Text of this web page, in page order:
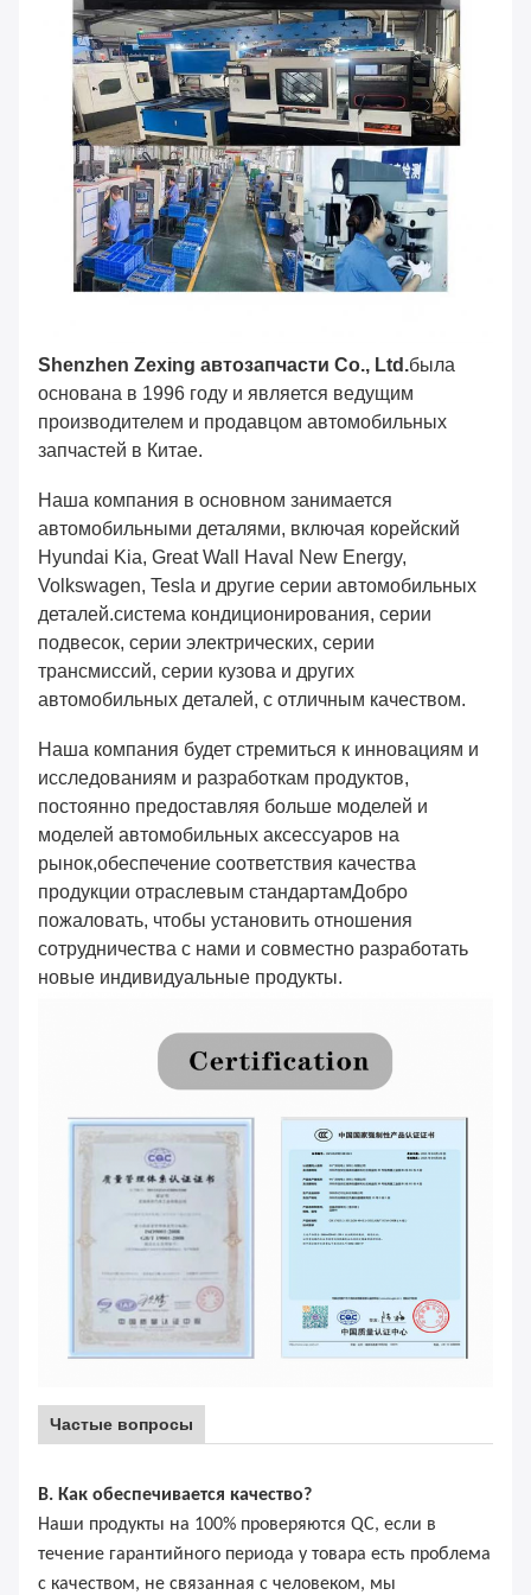
Shenzhen Zexing автозапчасти Co., Ltd.была
основана в 1996 году и является ведущим
производителем и продавцом автомобильных
запчастей в Китае.
Наша компания в основном занимается
автомобильными деталями, включая корейский
Hyundai Kia, Great Wall Haval New Energy,
Volkswagen, Tesla и другие серии автомобильных
деталей.система кондиционирования, серии
подвесок, серии электрических, серии
трансмиссий, серии кузова и других
автомобильных деталей, с отличным качеством.
Наша компания будет стремиться к инновациям и
исследованиям и разработкам продуктов,
постоянно предоставляя больше моделей и
моделей автомобильных аксессуаров на
рынок,обеспечение соответствия качества
продукции отраслевым стандартамДобро
пожаловать, чтобы установить отношения
сотрудничества с нами и совместно разработать
новые индивидуальные продукты.
Частые вопросы
В. Как обеспечивается качество?
Наши продукты на 100% проверяются QC, если в
течение гарантийного периода у товара есть проблема
с качеством, не связанная с человеком, мы